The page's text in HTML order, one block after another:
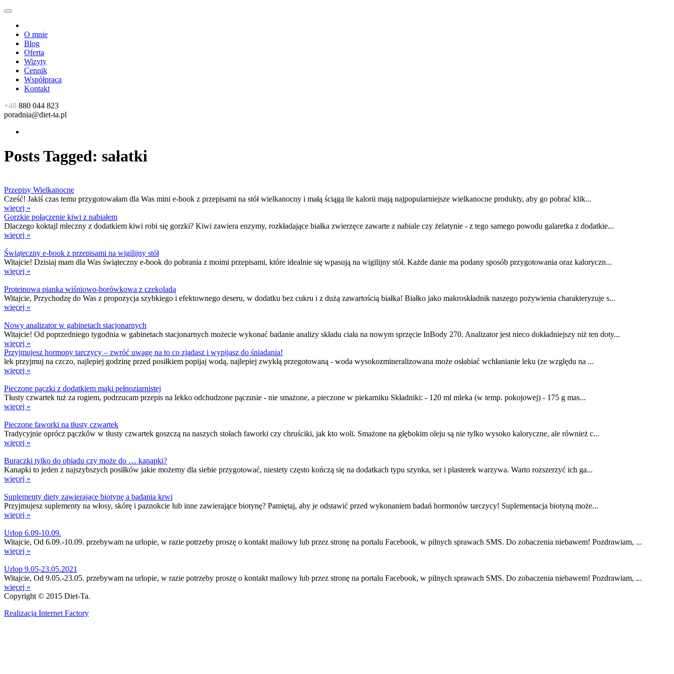
O mnie
Blog
Oferta
Wizyty
Cennik
Współpraca
Kontakt
+48 880 044 823
poradnia@diet-ta.pl
Posts Tagged: sałatki
Przepisy Wielkanocne
Cześć! Jakiś czas temu przygotowałam dla Was mini e-book z przepisami na stół wielkanocny i małą ściągą ile kalorii mają najpopularniejsze wielkanocne produkty, aby go pobrać klik...
więcej »
Gorzkie połączenie kiwi z nabiałem
Dlaczego koktajl mleczny z dodatkiem kiwi robi się gorzki? Kiwi zawiera enzymy, rozkładające białka zwierzęce zawarte z nabiale czy żelatynie - z tego samego powodu galaretka z dodatkie...
więcej »
Świąteczny e-book z przepisami na wigilijny stół
Witajcie! Dzisiaj mam dla Was świąteczny e-book do pobrania z moimi przepisami, które idealnie się wpasują na wigilijny stół. Każde danie ma podany sposób przygotowania oraz kaloryczn...
więcej »
Proteinowa pianka wiśniowo-borówkowa z czekoladą
Witajcie, Przychodzę do Was z propozycja szybkiego i efektownego deseru, w dodatku bez cukru i z dużą zawartością białka! Białko jako makroskładnik naszego pożywienia charakteryzuje s...
więcej »
Nowy analizator w gabinetach stacjonarnych
Witajcie! Od poprzedniego tygodnia w gabinetach stacjonarnych możecie wykonać badanie analizy składu ciała na nowym sprzęcie InBody 270. Analizator jest nieco dokładniejszy niż ten doty...
więcej »
Przyjmujesz hormony tarczycy – zwróć uwagę na to co zjadasz i wypijasz do śniadania!
lek przyjmuj na czczo, najlepiej godzinę przed posiłkiem popijaj wodą, najlepiej zwykłą przegotowaną - woda wysokozmineralizowana może osłabiać wchłanianie leku (ze względu na ...
więcej »
Pieczone pączki z dodatkiem mąki pełnoziarnistej
Tłusty czwartek tuż za rogiem, podrzucam przepis na lekko odchudzone pączusie - nie smażone, a pieczone w piekarniku Składniki: - 120 ml mleka (w temp. pokojowej) - 175 g mas...
więcej »
Pieczone faworki na tłusty czwartek
Tradycyjnie oprócz pączków w tłusty czwartek goszczą na naszych stołach faworki czy chruściki, jak kto woli. Smażone na głębokim oleju są nie tylko wysoko kaloryczne, ale również c...
więcej »
Buraczki tylko do obiadu czy może do … kanapki?
Kanapki to jeden z najszybszych posiłków jakie możemy dla siebie przygotować, niestety często kończą się na dodatkach typu szynka, ser i plasterek warzywa. Warto rozszerzyć ich ga...
więcej »
Suplementy diety zawierające biotynę a badania krwi
Przyjmujesz suplementy na włosy, skórę i paznokcie lub inne zawierające biotynę? Pamiętaj, aby je odstawić przed wykonaniem badań hormonów tarczycy! Suplementacja biotyną może...
więcej »
Urlop 6.09-10.09.
Witajcie, Od 6.09.-10.09. przebywam na urlopie, w razie potrzeby proszę o kontakt mailowy lub przez stronę na portalu Facebook, w pilnych sprawach SMS. Do zobaczenia niebawem! Pozdrawiam, ...
więcej »
Urlop 9.05-23.05.2021
Witajcie, Od 9.05.-23.05. przebywam na urlopie, w razie potrzeby proszę o kontakt mailowy lub przez stronę na portalu Facebook, w pilnych sprawach SMS. Do zobaczenia niebawem! Pozdrawiam, ...
więcej »
Copyright © 2015 Diet-Ta.
Realizacja Internet Factory